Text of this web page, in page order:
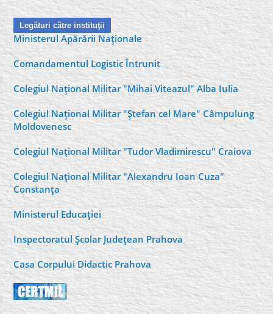
Legături către instituţii
Ministerul Apărării Naţionale
Comandamentul Logistic Întrunit
Colegiul Naţional Militar "Mihai Viteazul" Alba Iulia
Colegiul Naţional Militar "Ştefan cel Mare" Câmpulung
Moldovenesc
Colegiul Naţional Militar "Tudor Vladimirescu" Craiova
Colegiul Naţional Militar "Alexandru Ioan Cuza"
Constanţa
Ministerul Educaţiei
Inspectoratul Şcolar Judeţean Prahova
Casa Corpului Didactic Prahova